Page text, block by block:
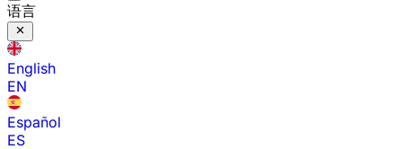
语言
English
EN
Español
ES